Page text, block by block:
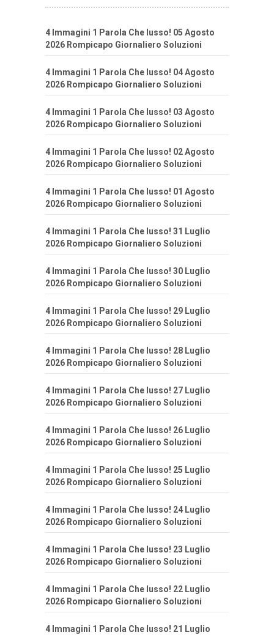
4 Immagini 1 Parola Che lusso! 05 Agosto
2026 Rompicapo Giornaliero Soluzioni
4 Immagini 1 Parola Che lusso! 04 Agosto
2026 Rompicapo Giornaliero Soluzioni
4 Immagini 1 Parola Che lusso! 03 Agosto
2026 Rompicapo Giornaliero Soluzioni
4 Immagini 1 Parola Che lusso! 02 Agosto
2026 Rompicapo Giornaliero Soluzioni
4 Immagini 1 Parola Che lusso! 01 Agosto
2026 Rompicapo Giornaliero Soluzioni
4 Immagini 1 Parola Che lusso! 31 Luglio
2026 Rompicapo Giornaliero Soluzioni
4 Immagini 1 Parola Che lusso! 30 Luglio
2026 Rompicapo Giornaliero Soluzioni
4 Immagini 1 Parola Che lusso! 29 Luglio
2026 Rompicapo Giornaliero Soluzioni
4 Immagini 1 Parola Che lusso! 28 Luglio
2026 Rompicapo Giornaliero Soluzioni
4 Immagini 1 Parola Che lusso! 27 Luglio
2026 Rompicapo Giornaliero Soluzioni
4 Immagini 1 Parola Che lusso! 26 Luglio
2026 Rompicapo Giornaliero Soluzioni
4 Immagini 1 Parola Che lusso! 25 Luglio
2026 Rompicapo Giornaliero Soluzioni
4 Immagini 1 Parola Che lusso! 24 Luglio
2026 Rompicapo Giornaliero Soluzioni
4 Immagini 1 Parola Che lusso! 23 Luglio
2026 Rompicapo Giornaliero Soluzioni
4 Immagini 1 Parola Che lusso! 22 Luglio
2026 Rompicapo Giornaliero Soluzioni
4 Immagini 1 Parola Che lusso! 21 Luglio